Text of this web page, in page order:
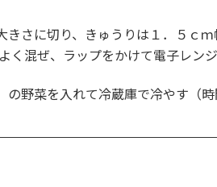
きさに切り、きゅうりは１．５ｃｍ
く混ぜ、ラップをかけて電子レン
野菜を入れて冷蔵庫で冷やす（時